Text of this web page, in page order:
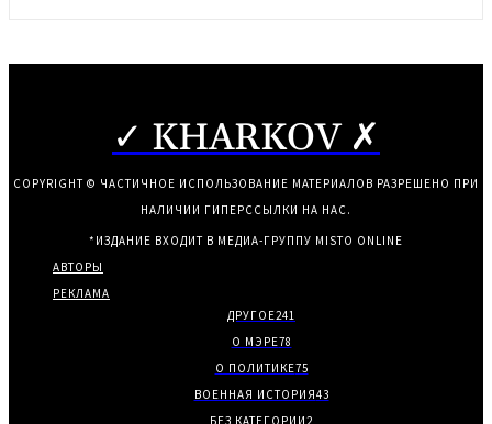
✓ KHARKOV ✗
COPYRIGHT © ЧАСТИЧНОЕ ИСПОЛЬЗОВАНИЕ МАТЕРИАЛОВ РАЗРЕШЕНО ПРИ
НАЛИЧИИ ГИПЕРССЫЛКИ НА НАС.
*ИЗДАНИЕ ВХОДИТ В МЕДИА-ГРУППУ MISTO ONLINE
АВТОРЫ
РЕКЛАМА
ДРУГОЕ241
О МЭРЕ78
О ПОЛИТИКЕ75
ВОЕННАЯ ИСТОРИЯ43
БЕЗ КАТЕГОРИИ2